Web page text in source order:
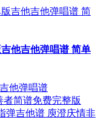
他吉他弹唱谱 简单
他弹唱谱
简谱免费完整版
弹吉他谱 庾澄庆情非